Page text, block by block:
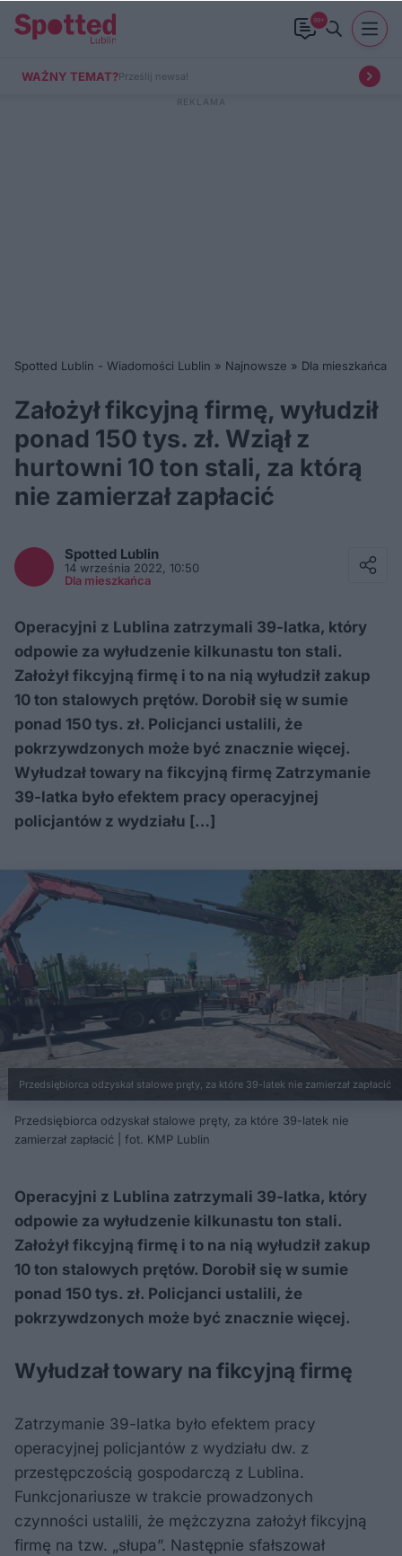
99+
WAŻNY TEMAT?Prześlij newsa!
Spotted Lublin - Wiadomości Lublin » Najnowsze » Dla mieszkańca
Założył fikcyjną firmę, wyłudził
ponad 150 tys. zł. Wziął z
hurtowni 10 ton stali, za którą
nie zamierzał zapłacić
Spotted Lublin
14 września 2022, 10:50
Dla mieszkańca
Operacyjni z Lublina zatrzymali 39-latka, który
odpowie za wyłudzenie kilkunastu ton stali.
Założył fikcyjną firmę i to na nią wyłudził zakup
10 ton stalowych prętów. Dorobił się w sumie
ponad 150 tys. zł. Policjanci ustalili, że
pokrzywdzonych może być znacznie więcej.
Wyłudzał towary na fikcyjną firmę Zatrzymanie
39-latka było efektem pracy operacyjnej
policjantów z wydziału […]
Przedsiębiorca odzyskał stalowe pręty, za które 39-latek nie zamierzał zapłacić
Przedsiębiorca odzyskał stalowe pręty, za które 39-latek nie
zamierzał zapłacić | fot. KMP Lublin
Operacyjni z Lublina zatrzymali 39-latka, który
odpowie za wyłudzenie kilkunastu ton stali.
Założył fikcyjną firmę i to na nią wyłudził zakup
10 ton stalowych prętów. Dorobił się w sumie
ponad 150 tys. zł. Policjanci ustalili, że
pokrzywdzonych może być znacznie więcej.
Wyłudzał towary na fikcyjną firmę
Zatrzymanie 39-latka było efektem pracy
operacyjnej policjantów z wydziału dw. z
przestępczością gospodarczą z Lublina.
Funkcjonariusze w trakcie prowadzonych
czynności ustalili, że mężczyzna założył fikcyjną
firmę na tzw. „słupa”. Następnie sfałszował